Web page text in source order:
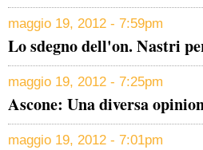
maggio 19, 2012 - 7:59pm
Lo sdegno dell'on. Nastri
maggio 19, 2012 - 7:25pm
Ascone: Una diversa
maggio 19, 2012 - 7:01pm